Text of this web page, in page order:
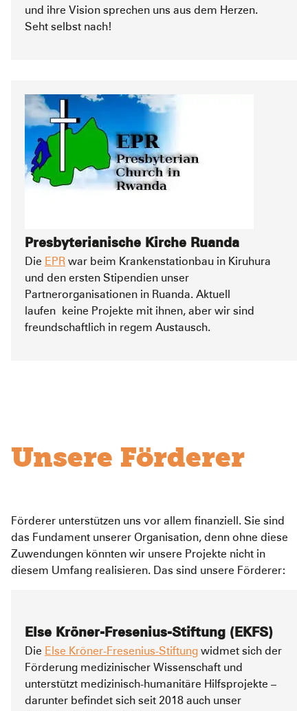
und ihre Vision sprechen uns aus dem Herzen.
Seht selbst nach!
Presbyterianische Kirche Ruanda
Die EPR war beim Krankenstationbau in Kiruhura
und den ersten Stipendien unser
Partnerorganisationen in Ruanda. Aktuell
laufen keine Projekte mit ihnen, aber wir sind
freundschaftlich in regem Austausch.
Unsere Förderer
Förderer unterstützen uns vor allem finanziell. Sie sind
das Fundament unserer Organisation, denn ohne diese
Zuwendungen könnten wir unsere Projekte nicht in
diesem Umfang realisieren. Das sind unsere Förderer:
Else Kröner-Fresenius-Stiftung (EKFS)
Die Else Kröner-Fresenius-Stiftung widmet sich der
Förderung medizinischer Wissenschaft und
unterstützt medizinisch-humanitäre Hilfsprojekte –
darunter befindet sich seit 2018 auch unser